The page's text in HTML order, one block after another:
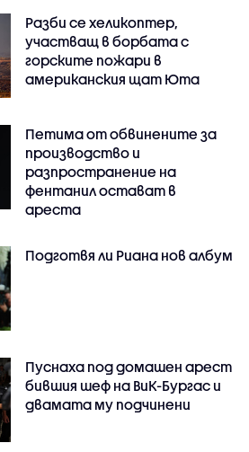
Разби се хеликоптер,
участващ в борбата с
горските пожари в
американския щат Юта
Петима от обвинените за
производство и
разпространение на
фентанил остават в
ареста
Подготвя ли Риана нов албум
Пуснаха под домашен арест
бившия шеф на ВиК-Бургас и
двамата му подчинени